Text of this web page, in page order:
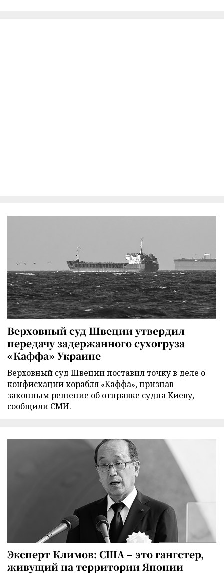
Верховный суд Швеции утвердил
передачу задержанного сухогруза
«Каффа» Украине
Верховный суд Швеции поставил точку в деле о
конфискации корабля «Каффа», признав
законным решение об отправке судна Киеву,
сообщили СМИ.
Эксперт Климов: США – это гангстер,
живущий на территории Японии